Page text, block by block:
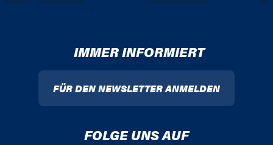
IMMER INFORMIERT
FÜR DEN NEWSLETTER ANMELDEN
FOLGE UNS AUF